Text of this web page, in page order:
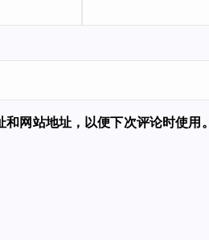
网站地址，以便下次评论时使用。